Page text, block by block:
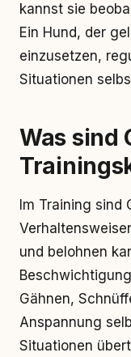
kannst sie
Ein Hund, der
einzusetzen,
Situationen
Was sind
Im Training sind
und belohnen
Gähnen,
Anspannung
Situationen